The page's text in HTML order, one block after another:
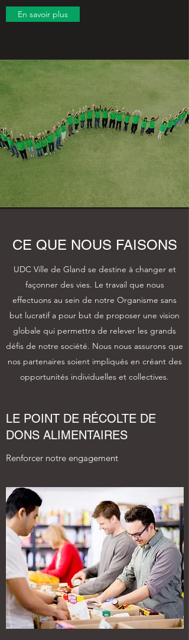
CE QUE NOUS FAISONS
UDC Ville de Gland se destine à changer et
façonner des vies. Le travail que nous
effectuons au sein de notre Organisme sans
but lucratif a pour but de proposer une vision
globale qui permettra de relever les grands
défis de notre société. Nous nous assurons que
nos partenaires soient impliqués en créant des
opportunités individuelles et collectives.
LE POINT DE RÉCOLTE DE
DONS ALIMENTAIRES
Renforcer notre engagement
En savoir plus